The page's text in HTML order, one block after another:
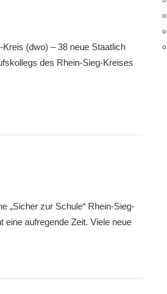
(dwo) – 38 neue Staatlich
des Rhein-Sieg-Kreises
„Sicher zur Schule“ Rhein-Sieg-
eine aufregende Zeit. Viele neue